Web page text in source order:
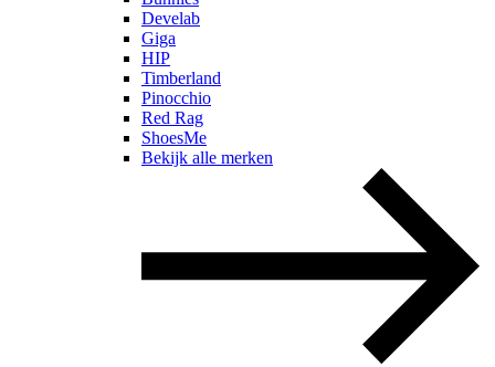
Develab
Giga
HIP
Timberland
Pinocchio
Red Rag
ShoesMe
Bekijk alle merken